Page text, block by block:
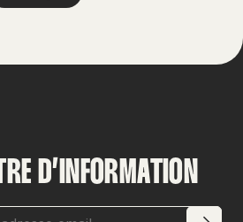
D’INFORMATION